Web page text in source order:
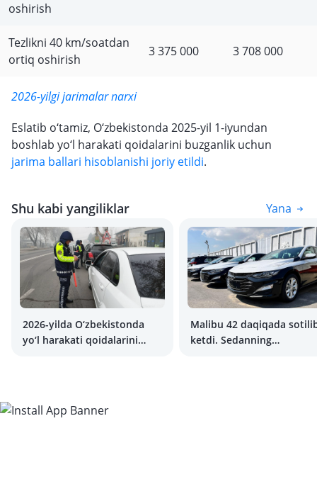
oshirish
Tezlikni 40 km/soatdan
ortiq oshirish
3 375 000 3 708 000
2026-yilgi jarimalar narxi
Eslatib o‘tamiz, O‘zbekistonda 2025-yil 1-iyundan
boshlab yo‘l harakati qoidalarini buzganlik uchun
jarima ballari hisoblanishi joriy etildi.
Shu kabi yangiliklar Yana
2026-yilda O‘zbekistonda
yo‘l harakati qoidalarini
Malibu 42 daqiqada
ketdi. Sedanning